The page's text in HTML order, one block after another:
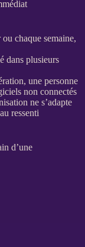
chaque semaine,
dans plusieurs
une personne
non connectés
ne s’adapte
ressenti
d’une